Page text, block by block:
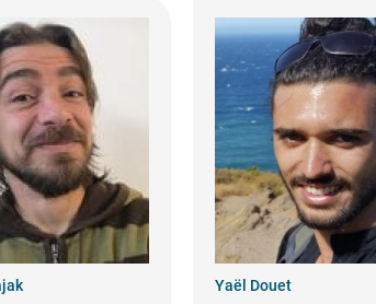
Yaël Douet